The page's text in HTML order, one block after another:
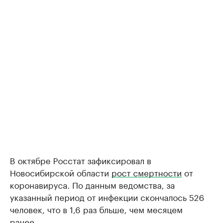
В октябре Росстат зафиксировал в
Новосибирской области рост смертности от
коронавируса. По данным ведомства, за
указанный период от инфекции скончалось 526
человек, что в 1,6 раз бльше, чем месяцем